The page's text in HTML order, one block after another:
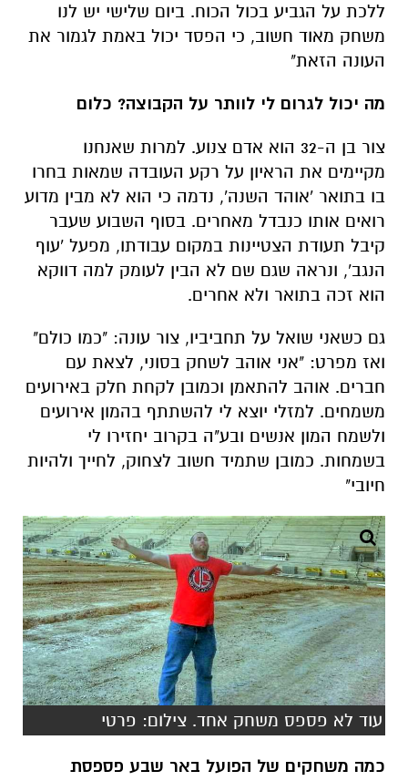
מה יכול לגרום לי לוותר על הקבוצה? כלום
צור בן ה-32 הוא אדם צנוע. למרות שאנחנו
בו בתואר 'אוהד השנה', נדמה כי הוא לא מבין מדוע
קיבל תעודת הצטיינות במקום עבודתו, מפעל 'עוף
הנגב', ונראה שגם שם לא הבין לעומק למה דווקא
הוא זכה בתואר ולא אחרים.
גם כשאני שואל על תחביביו, צור עונה: "כמו כולם"
ואז מפרט: "אני אוהב לשחק בסוני, לצאת עם
חברים. אוהב להתאמן וכמובן לקחת חלק באירועים
ולשמח המון אנשים ובע"ה בקרוב יחזירו לי
בשמחות. כמובן שתמיד חשוב לצחוק, לחייך ולהיות
חיובי"
עוד לא פספס משחק אחד. צילום: פרטי
כמה משחקים של הפועל באר שבע פספסת
בשנים האחרונות?
בעשור ומעלה. בחוץ לארץ כן, אבל בארץ? שום